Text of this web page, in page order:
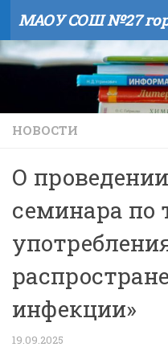
Skip to content
НОВОСТИ
О
семинара по
инфекции»
19.09.2025